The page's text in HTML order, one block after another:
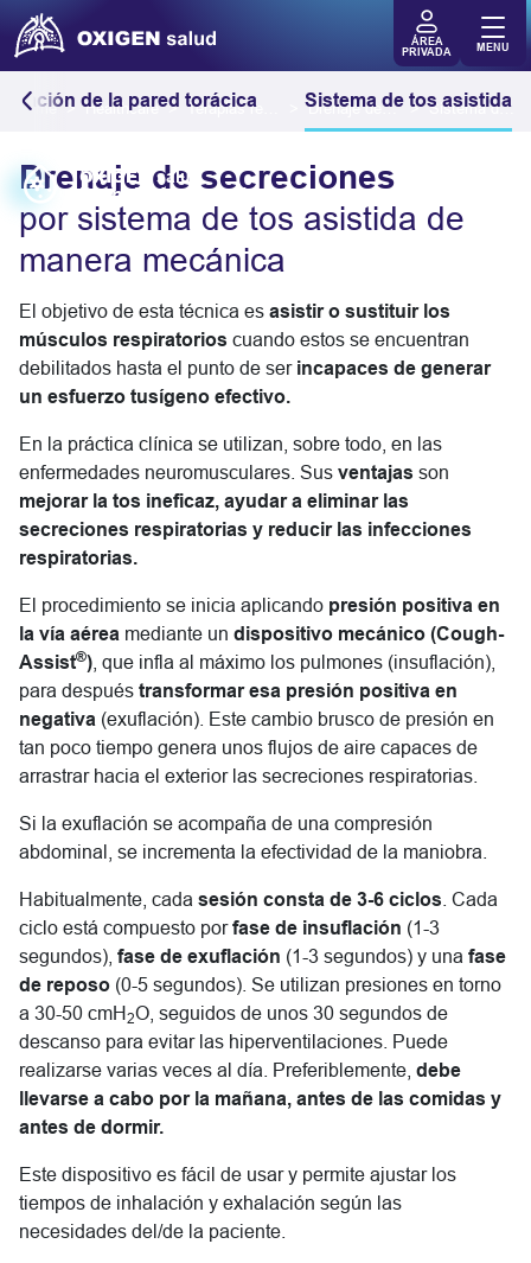
ÁREA
PRIVADA
MENU
Home Healthcare Drenaje de secreciones Sistema de tos asistida de manera mecánica
OXIGEN salud
Drenaje de secreciones
de la pared torácica Sistema de tos asistida
Drenaje de secreciones
por sistema de tos asistida de
manera mecánica
El objetivo de esta técnica es asistir o sustituir los
músculos respiratorios cuando estos se encuentran
debilitados hasta el punto de ser incapaces de generar
un esfuerzo tusígeno efectivo.
En la práctica clínica se utilizan, sobre todo, en las
enfermedades neuromusculares. Sus ventajas son
mejorar la tos ineficaz, ayudar a eliminar las
secreciones respiratorias y reducir las infecciones
respiratorias.
El procedimiento se inicia aplicando presión positiva en
la vía aérea mediante un dispositivo mecánico (Cough-
Assist®) , que infla al máximo los pulmones (insuflación),
para después transformar esa presión positiva en
negativa (exuflación). Este cambio brusco de presión en
tan poco tiempo genera unos flujos de aire capaces de
arrastrar hacia el exterior las secreciones respiratorias.
Si la exuflación se acompaña de una compresión
abdominal, se incrementa la efectividad de la maniobra.
Habitualmente, cada sesión consta de 3-6 ciclos . Cada
ciclo está compuesto porfase de insuflación (1-3
segundos), fase de exuflación (1-3 segundos) y una fase
de reposo (0-5 segundos). Se utilizan presiones en torno
a 30-50 cmH 2O, seguidos de unos 30 segundos de
descanso para evitar las hiperventilaciones. Puede
realizarse varias veces al día. Preferiblemente, debe
llevarse a cabo por la mañana, antes de las comidas y
antes de dormir.
Este dispositivo es fácil de usar y permite ajustar los
tiempos de inhalación y exhalación según las
necesidades del/de la paciente.